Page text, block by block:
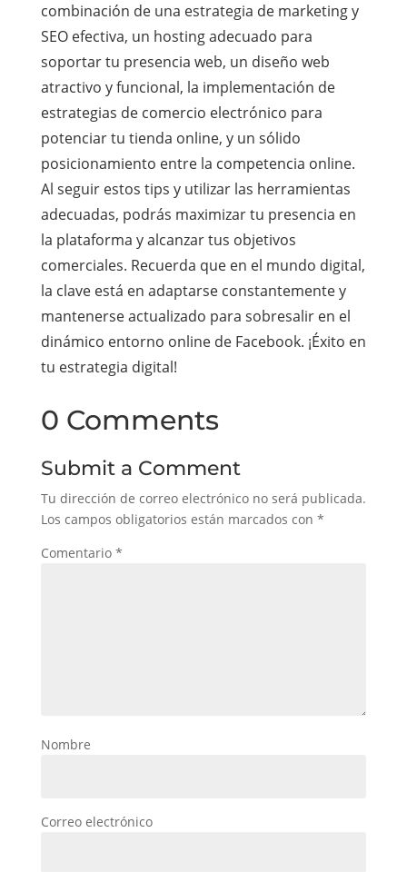
combinación de una estrategia de marketing y
SEO efectiva, un hosting adecuado para
soportar tu presencia web, un diseño web
atractivo y funcional, la implementación de
estrategias de comercio electrónico para
potenciar tu tienda online, y un sólido
posicionamiento entre la competencia online.
Al seguir estos tips y utilizar las herramientas
adecuadas, podrás maximizar tu presencia en
la plataforma y alcanzar tus objetivos
comerciales. Recuerda que en el mundo digital,
la clave está en adaptarse constantemente y
mantenerse actualizado para sobresalir en el
dinámico entorno online de Facebook. ¡Éxito en
tu estrategia digital!
0 Comments
Submit a Comment
Tu dirección de correo electrónico no será publicada.
Los campos obligatorios están marcados con *
Comentario *
Nombre
Correo electrónico